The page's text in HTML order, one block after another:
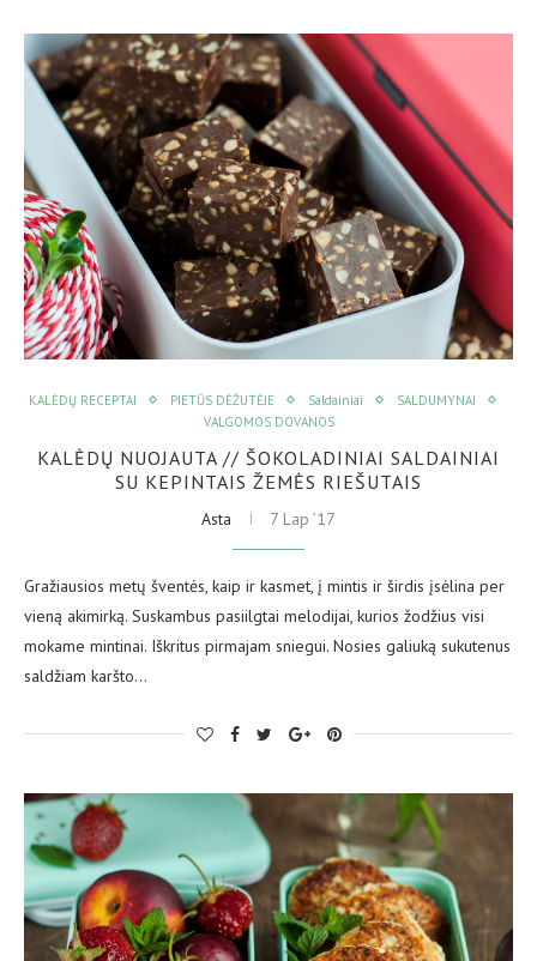
KALĖDŲ RECEPTAI PIETŪS DĖŽUTĖJE Saldainiai
SALDUMYNAI
VALGOMOS DOVANOS
KALĖDŲ NUOJAUTA // ŠOKOLADINIAI SALDAINIAI
SU KEPINTAIS ŽEMĖS RIEŠUTAIS
Asta 7 Lap ’17
Gražiausios metų šventės, kaip ir kasmet, į mintis ir širdis įsėlina per
vieną akimirką. Suskambus pasiilgtai melodijai, kurios žodžius visi
mokame mintinai. Iškritus pirmajam sniegui. Nosies galiuką sukutenus
saldžiam karšto…